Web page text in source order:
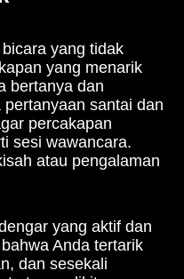
yang tidak
yang menarik
bertanya dan
santai dan
percakapan
sesi wawancara.
atau pengalaman
yang aktif dan
Anda tertarik
dan sesekali